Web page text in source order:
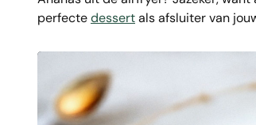
perfectedessertals afsluiter van